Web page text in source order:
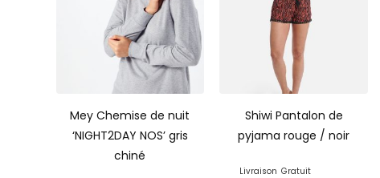
Mey Chemise de nuit
‘NIGHT2DAY NOS’ gris
chiné
Shiwi Pantalon de
pyjama rouge / noir
Livraison Gratuit